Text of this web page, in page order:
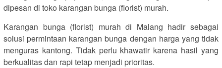
dipesan di toko karangan bunga (florist) murah.
Karangan bunga (florist) murah di Malang hadir sebagai
solusi permintaan karangan bunga dengan harga yang tidak
menguras kantong. Tidak perlu khawatir karena hasil yang
berkualitas dan rapi tetap menjadi prioritas.